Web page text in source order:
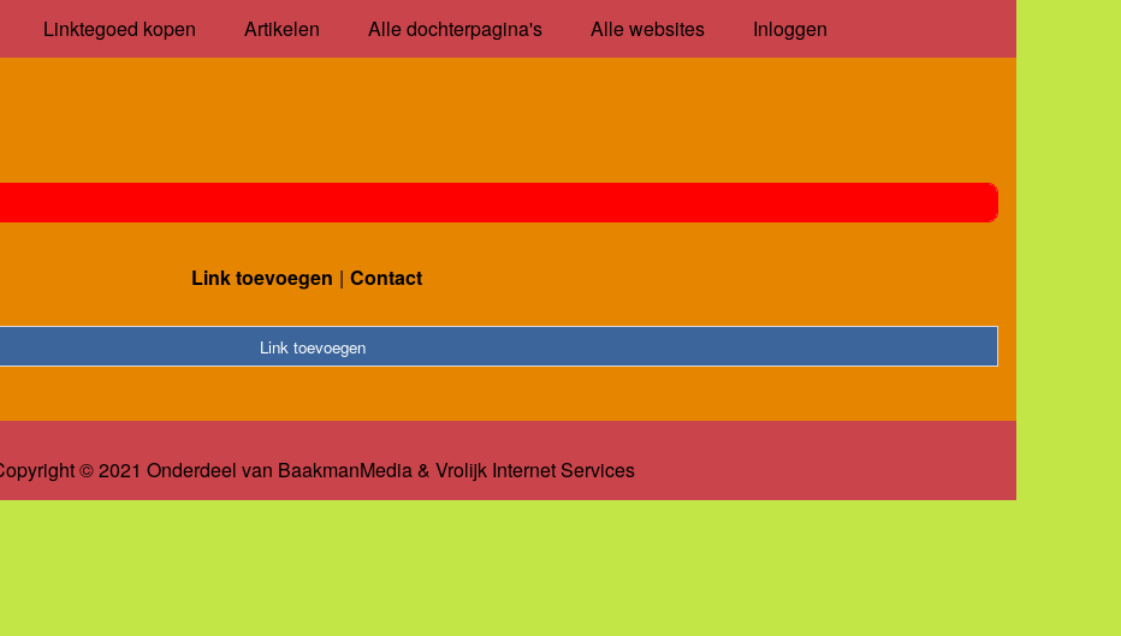
Linktegoed kopen Artikelen Alle dochterpagina's Alle websites Inloggen
Link toevoegen Contact
Link toevoegen
© 2021 Onderdeel van BaakmanMedia& Vrolijk Internet Services